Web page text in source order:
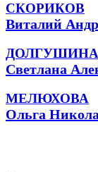
СКОРИКОВ
Виталий
ДОЛГУШИНА
Светлана
МЕЛЮХОВА
Ольга